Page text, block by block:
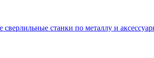
станки по металлу и